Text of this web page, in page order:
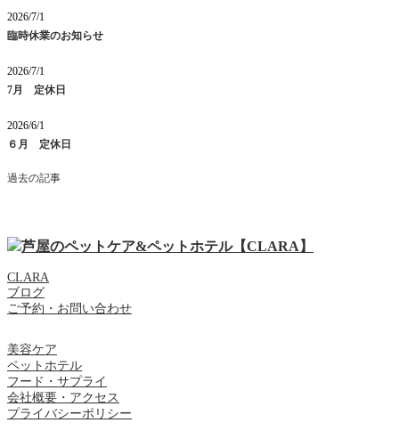
2026/7/1
臨時休業のお知らせ
2026/7/1
7月 定休日
2026/6/1
６月 定休日
過去の記事
CLARA
ブログ
ご予約・お問い合わせ
美容ケア
ペットホテル
フード・サプライ
会社概要・アクセス
プライバシーポリシー